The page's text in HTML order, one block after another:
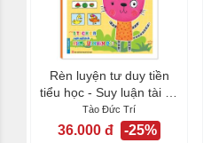
Rèn luyện tư duy tiền
tiểu học - Suy luận tài ba
(cho trẻ...
Tào Đức Trí
36.000 đ -25%